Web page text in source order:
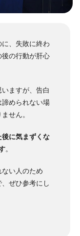
に、失敗に終わ
の行動が肝心
ますが、告白
められない場
せん。
に気まずくな
。
い人のため
ぜひ参考にし